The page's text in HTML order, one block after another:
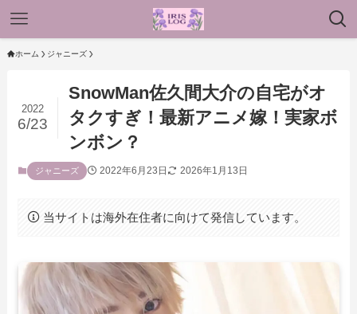
ホーム ジャニーズ
SnowMan佐久間大介の自宅がオ
タクすぎ！最新アニメ嫁！実家ボ
ンボン？
2022
6/23
ジャニーズ 2022年6月23日 2026年1月13日
当サイトは海外在住者に向けて発信しています。